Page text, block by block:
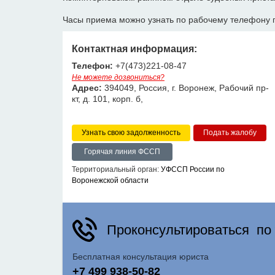
Часы приема можно узнать по рабочему телефону
Контактная информация:
Телефон: +7(473)221-08-47
Не можете дозвониться?
Адрес: 394049, Россия, г. Воронеж, Рабочий пр-
кт, д. 101, корп. б,
Узнать свою задолженность
Горячая линия ФССП
Территориальный орган: УФССП России по
Воронежской области